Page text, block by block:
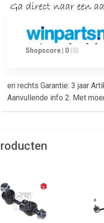
Shopscore | 0 (0)
en rechts Garantie: 3 jaar
Aanvullende info 2: Met